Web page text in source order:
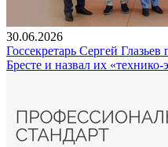
30.06.2026
Госсекретарь Сергей
Бресте и назвал их